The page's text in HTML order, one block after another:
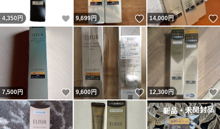
4,350 円 いいね！
9,699円 いいね！
14,000円
7,500円 いいね！
9,600円 いいね！
12,300円